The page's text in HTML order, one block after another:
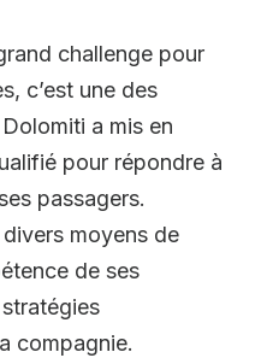
challenge pour
c’est une des
a mis en
pour répondre à
passagers.
moyens de
de ses
compagnie.